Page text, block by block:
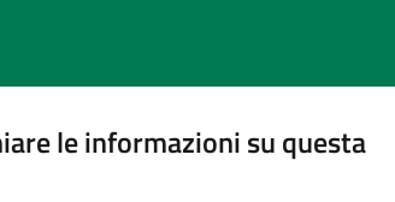
le informazioni su questa